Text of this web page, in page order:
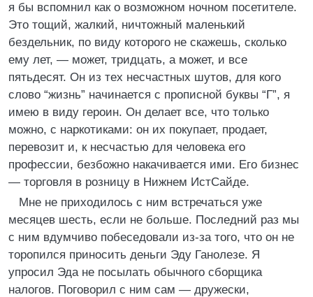
я бы вспомнил как о возможном ночном посетителе.
Это тощий, жалкий, ничтожный маленький
бездельник, по виду которого не скажешь, сколько
ему лет, — может, тридцать, а может, и все
пятьдесят. Он из тех несчастных шутов, для кого
слово “жизнь” начинается с прописной буквы “Г”, я
имею в виду героин. Он делает все, что только
можно, с наркотиками: он их покупает, продает,
перевозит и, к несчастью для человека его
профессии, безбожно накачивается ими. Его бизнес
— торговля в розницу в Нижнем ИстСайде.
Мне не приходилось с ним встречаться уже
месяцев шесть, если не больше. Последний раз мы
с ним вдумчиво побеседовали из-за того, что он не
торопился приносить деньги Эду Ганолезе. Я
упросил Эда не посылать обычного сборщика
налогов. Поговорил с ним сам — дружески,